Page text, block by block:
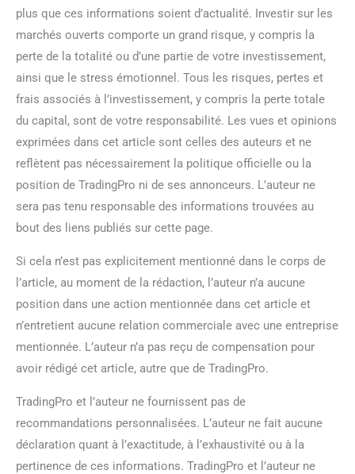
plus que ces informations soient d’actualité. Investir sur les
marchés ouverts comporte un grand risque, y compris la
perte de la totalité ou d’une partie de votre investissement,
ainsi que le stress émotionnel. Tous les risques, pertes et
frais associés à l’investissement, y compris la perte totale
du capital, sont de votre responsabilité. Les vues et opinions
exprimées dans cet article sont celles des auteurs et ne
reflètent pas nécessairement la politique officielle ou la
position de TradingPro ni de ses annonceurs. L’auteur ne
sera pas tenu responsable des informations trouvées au
bout des liens publiés sur cette page.
Si cela n’est pas explicitement mentionné dans le corps de
l’article, au moment de la rédaction, l’auteur n’a aucune
position dans une action mentionnée dans cet article et
n’entretient aucune relation commerciale avec une entreprise
mentionnée. L’auteur n’a pas reçu de compensation pour
avoir rédigé cet article, autre que de TradingPro.
TradingPro et l’auteur ne fournissent pas de
recommandations personnalisées. L’auteur ne fait aucune
déclaration quant à l’exactitude, à l’exhaustivité ou à la
pertinence de ces informations. TradingPro et l’auteur ne